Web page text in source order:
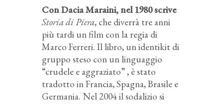
Con Dacia Maraini, nel 1980 scrive
Storia di Piera, che diverrà tre anni
più tardi un film con la regia di
Marco Ferreri. Il libro, un identikit di
gruppo steso con un linguaggio
“crudele e aggraziato” , è stato
tradotto in Francia, Spagna, Brasile e
Germania. Nel 2004 il sodalizio si